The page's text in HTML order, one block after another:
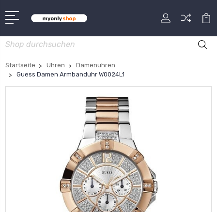
Suche
Startseite Uhren
Damenuhren
Guess Damen Armbanduhr W0024L1